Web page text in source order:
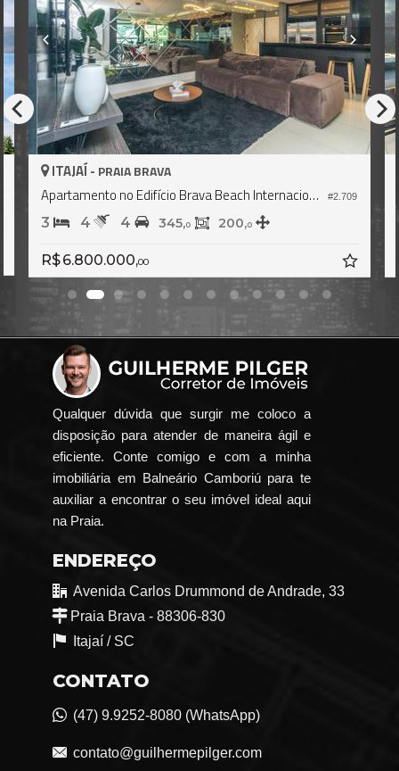
#2.709
ITAJAÍ - PRAIA BRAVA
Apartamento no Edifício Brava Beach Internacional
3 4 4 345,0 200,0
R$ 6.800.000,00
Qualquer dúvida que surgir me coloco a
disposição para atender de maneira ágil e
eficiente. Conte comigo e com a minha
imobiliária em Balneário Camboriú para te
auxiliar a encontrar o seu imóvel ideal aqui
na Praia.
ENDEREÇO
Avenida Carlos Drummond de Andrade, 33
Praia Brava - 88306-830
Itajaí / SC
CONTATO
(47) 9.9252-8080 (WhatsApp)
contato@guilhermepilger.com